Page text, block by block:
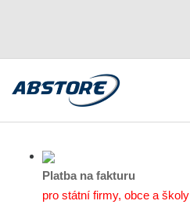
Platba na fakturu
pro státní firmy, obce a školy